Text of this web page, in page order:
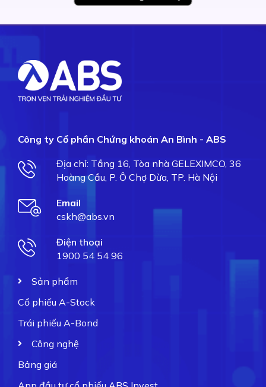
Công ty Cổ phần Chứng khoán An Bình - ABS
Địa chỉ: Tầng 16, Tòa nhà GELEXIMCO, 36
Hoàng Cầu, P. Ô Chợ Dừa, TP. Hà Nội
Email
cskh@abs.vn
Điện thoại
1900 54 54 96
Sản phẩm
Cổ phiếu A-Stock
Trái phiếu A-Bond
Công nghệ
Bảng giá